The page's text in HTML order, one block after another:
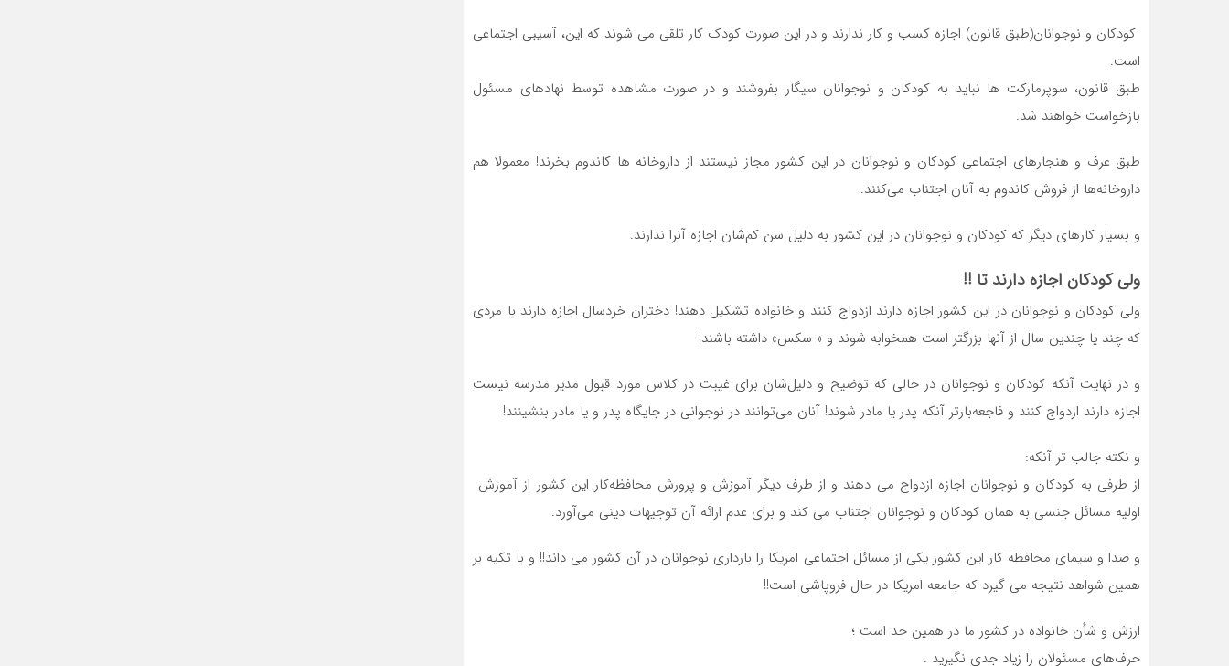
️ کودکان و نوجوانان(طبق قانون) اجازه کسب و کار ندارند و در این صورت کودک کار تلقی می شوند که این، آسیبی اجتماعی
است.
️طبق قانون، سوپرمارکت ها نباید به کودکان و نوجوانان سیگار بفروشند و در صورت مشاهده توسط نهادهای مسئول
بازخواست خواهند شد.
طبق عرف و هنجارهای اجتماعی کودکان و نوجوانان در این کشور مجاز نیستند از داروخانه ها کاندوم بخرند! معمولا هم
داروخانه‌ها از فروش کاندوم به آنان اجتناب می‌کنند.
و بسیار کارهای دیگر که کودکان و نوجوانان در این کشور به دلیل سن کم‌شان اجازه آنرا ندارند.
ولی کودکان اجازه دارند تا !!
ولی کودکان و نوجوانان در این کشور اجازه دارند ازدواج کنند و خانواده تشکیل دهند! دختران خردسال اجازه دارند با مردی
که چند یا چندین سال از آنها بزرگتر است همخوابه شوند و « سکس» داشته باشند!
️و در نهایت آنکه کودکان و نوجوانان در حالی که توضیح و دلیل‌شان برای غیبت در کلاس مورد قبول مدیر مدرسه نیست
اجازه دارند ازدواج کنند و فاجعه‌بارتر آنکه پدر یا مادر شوند! آنان می‌توانند در نوجوانی در جایگاه پدر و یا مادر بنشینند!
و نکته جالب تر آنکه:
از طرفی به کودکان و نوجوانان اجازه ازدواج می دهند و از طرف دیگر آموزش و پرورش محافظه‌کار این کشور از آموزش
اولیه مسائل جنسی به همان کودکان و نوجوانان اجتناب می کند و برای عدم ارائه آن توجیهات دینی می‌آورد.
️و صدا و سیمای محافظه کار این کشور یکی از مسائل اجتماعی امریکا را بارداری نوجوانان در آن کشور می داند!! و با تکیه بر
همین شواهد نتیجه می گیرد که جامعه امریکا در حال فروپاشی است!!
ارزش و شأن خانواده در کشور ما در همین حد است ؛
حرف‌های مسئولان را زیاد جدی نگیرید .